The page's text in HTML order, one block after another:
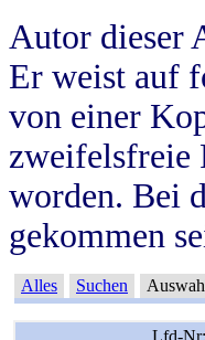
Autor dieser
Er weist auf
von einer
zweifelsfreie
worden. Bei
gekommen
Alles Suchen
Lfd-Nr: